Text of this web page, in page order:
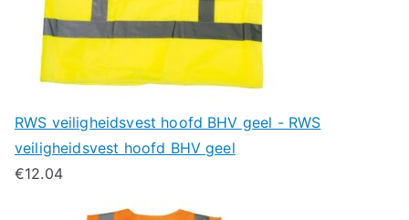
RWS veiligheidsvest hoofd BHV geel - RWS
veiligheidsvest hoofd BHV geel
€12.04